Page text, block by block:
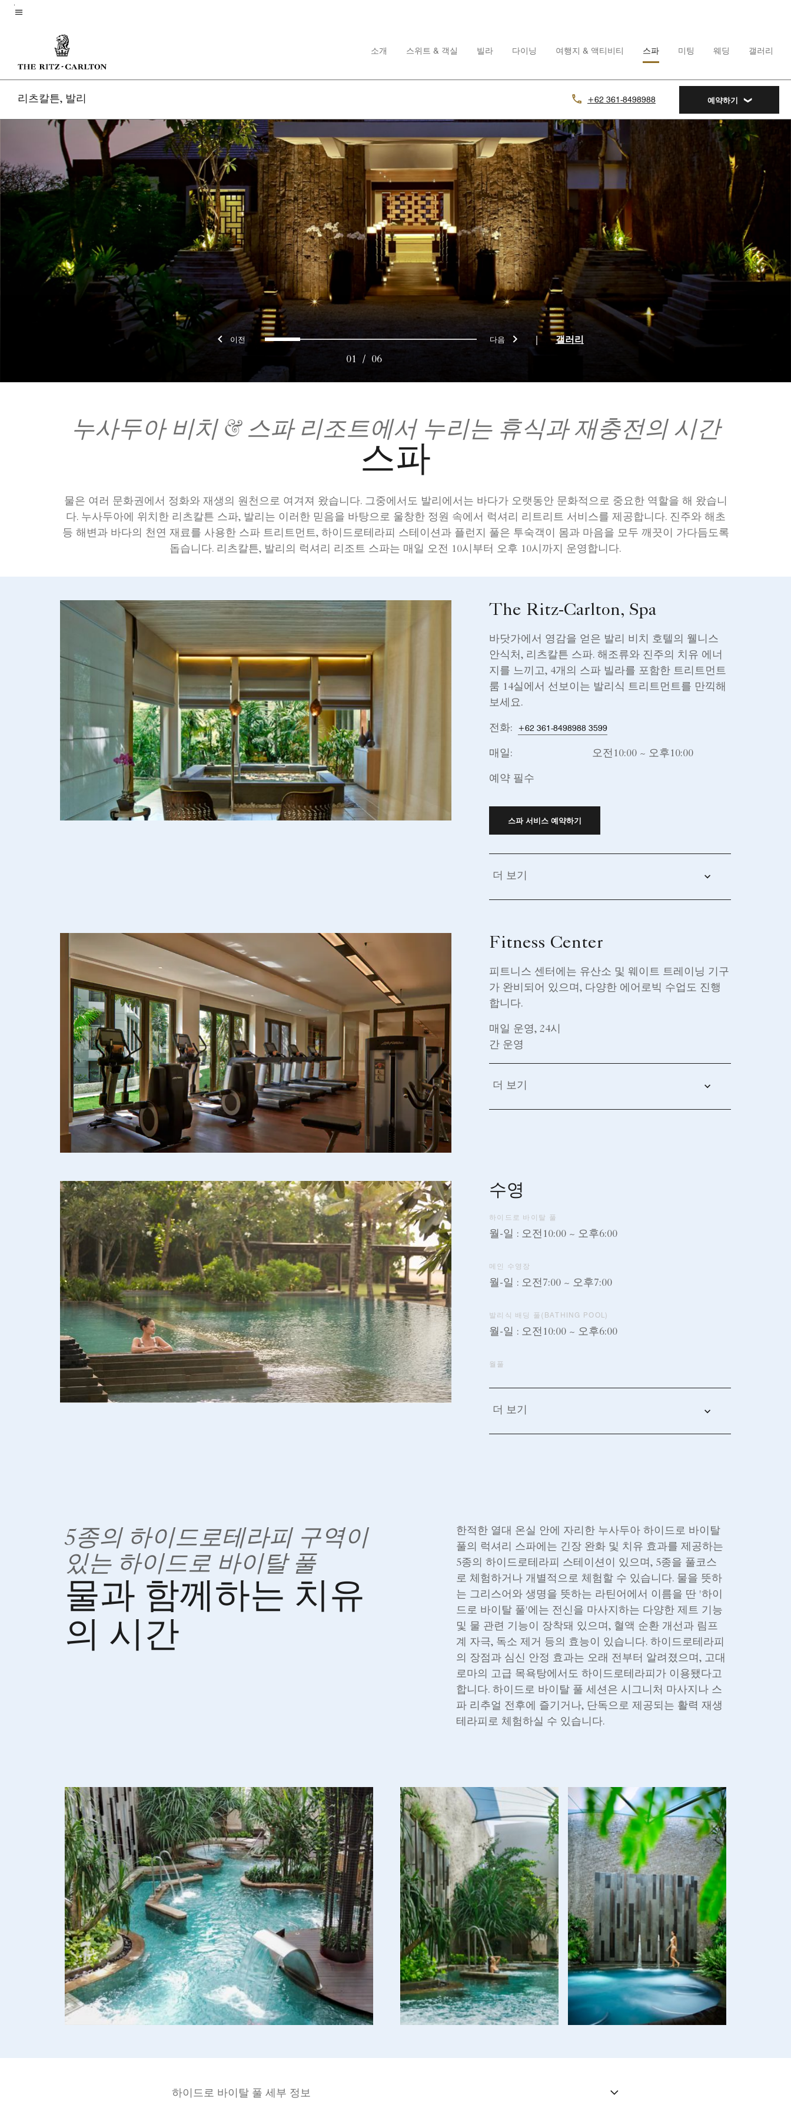
Skip
소개 스위트 & 객실 빌라 다이닝 여행지 & 액티비티 스파 미팅 웨딩 갤러리
리츠칼튼, 발리 +62 361-8498988 예약하기
이전 0 1 2 3 4 5 다음
01 / 06
갤러리
누사두아 비치 & 스파 리조트에서 누리는 휴식과 재충전의 시간
스파
물은 여러 문화권에서 정화와 재생의 원천으로 여겨져 왔습니다. 그중에서도 발리에서는 바다가 오랫동안 문화적으로 중요한 역할을 해 왔습니
다. 누사두아에 위치한 리츠칼튼 스파, 발리는 이러한 믿음을 바탕으로 울창한 정원 속에서 럭셔리 리트리트 서비스를 제공합니다. 진주와 해초
등 해변과 바다의 천연 재료를 사용한 스파 트리트먼트, 하이드로테라피 스테이션과 플런지 풀은 투숙객이 몸과 마음을 모두 깨끗이 가다듬도록
돕습니다. 리츠칼튼, 발리의 럭셔리 리조트 스파는 매일 오전 10시부터 오후 10시까지 운영합니다.
The Ritz-Carlton, Spa
바닷가에서 영감을 얻은 발리 비치 호텔의 웰니스
안식처, 리츠칼튼 스파. 해조류와 진주의 치유 에너
지를 느끼고, 4개의 스파 빌라를 포함한 트리트먼트
룸 14실에서 선보이는 발리식 트리트먼트를 만끽해
보세요.
전화: +62 361-8498988 3599
매일: 오전10:00 ~ 오후10:00
예약 필수
스파 서비스 예약하기
더 보기
Fitness Center
피트니스 센터에는 유산소 및 웨이트 트레이닝 기구
가 완비되어 있으며, 다양한 에어로빅 수업도 진행
합니다.
매일 운영, 24시
간 운영
더 보기
수영
하이드로 바이탈 풀
월-일 : 오전10:00 ~ 오후6:00
메인 수영장
월-일 : 오전7:00 ~ 오후7:00
발리식 배딩 풀(BATHING POOL)
월-일 : 오전10:00 ~ 오후6:00
월풀
더 보기
5종의 하이드로테라피 구역이
있는 하이드로 바이탈 풀
물과 함께하는 치유
의 시간
한적한 열대 온실 안에 자리한 누사두아 하이드로 바이탈
풀의 럭셔리 스파에는 긴장 완화 및 치유 효과를 제공하는
5종의 하이드로테라피 스테이션이 있으며, 5종을 풀코스
로 체험하거나 개별적으로 체험할 수 있습니다. 물을 뜻하
는 그리스어와 생명을 뜻하는 라틴어에서 이름을 딴 '하이
드로 바이탈 풀'에는 전신을 마사지하는 다양한 제트 기능
및 물 관련 기능이 장착돼 있으며, 혈액 순환 개선과 림프
계 자극, 독소 제거 등의 효능이 있습니다. 하이드로테라피
의 장점과 심신 안정 효과는 오래 전부터 알려졌으며, 고대
로마의 고급 목욕탕에서도 하이드로테라피가 이용됐다고
합니다. 하이드로 바이탈 풀 세션은 시그니처 마사지나 스
파 리추얼 전후에 즐기거나, 단독으로 제공되는 활력 재생
테라피로 체험하실 수 있습니다.
하이드로 바이탈 풀 세부 정보